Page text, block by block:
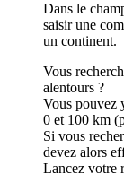
Dans le
saisir une
un continent.
Vous
alentours ?
Vous pouvez
0 et 100 km
Si vous
devez alors
Lancez votre